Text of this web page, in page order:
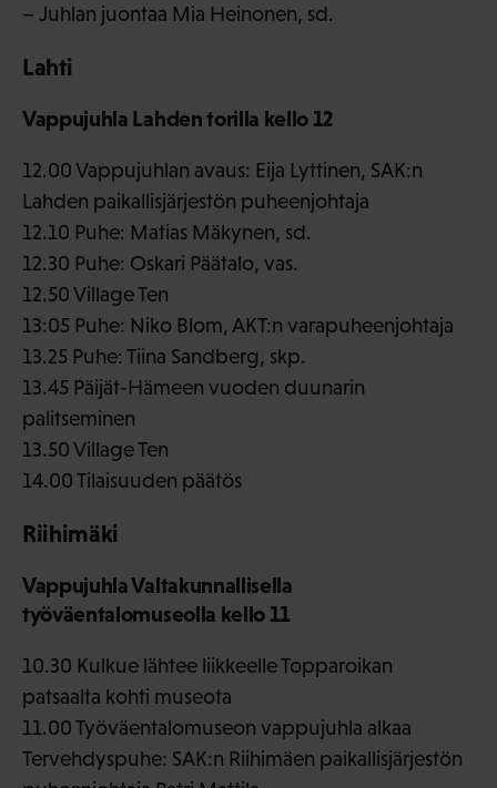
– Juhlan juontaa Mia Heinonen, sd.
Lahti
Vappujuhla Lahden torilla kello 12
12.00 Vappujuhlan avaus: Eija Lyttinen, SAK:n
Lahden paikallisjärjestön puheenjohtaja
12.10 Puhe: Matias Mäkynen, sd.
12.30 Puhe: Oskari Päätalo, vas.
12.50 Village Ten
13:05 Puhe: Niko Blom, AKT:n varapuheenjohtaja
13.25 Puhe: Tiina Sandberg, skp.
13.45 Päijät-Hämeen vuoden duunarin
palitseminen
13.50 Village Ten
14.00 Tilaisuuden päätös
Riihimäki
Vappujuhla Valtakunnallisella
työväentalomuseolla kello 11
10.30 Kulkue lähtee liikkeelle Topparoikan
patsaalta kohti museota
11.00 Työväentalomuseon vappujuhla alkaa
Tervehdyspuhe: SAK:n Riihimäen paikallisjärjestön